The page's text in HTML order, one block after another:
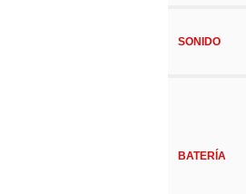
SONIDO
BATERÍA